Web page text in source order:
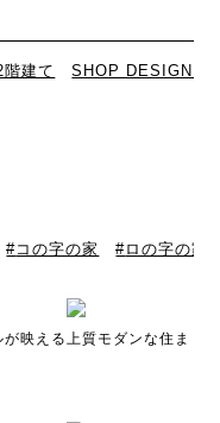
建て SHOP DESIGN（
コの字の家 ロの字の家
が映える上質モダンな住ま